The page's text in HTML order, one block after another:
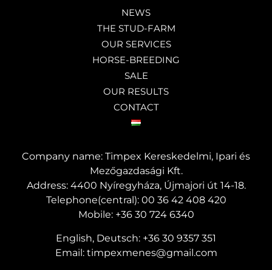
NEWS
THE STUD-FARM
OUR SERVICES
HORSE-BREEDING
SALE
OUR RESULTS
CONTACT
Company name: Timpex Kereskedelmi, Ipari és
Mezőgazdasági Kft.
Address: 4400 Nyíregyháza, Újmajori út 14-18.
Telephone(central): 00 36 42 408 420
Mobile: +36 30 724 6340
English, Deutsch: +36 30 9357 351
Email: timpexmenes@gmail.com